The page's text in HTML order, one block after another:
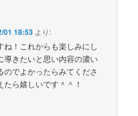
01 18:53 より:
！これからも楽しみにし
導きたいと思い内容の濃い
でよかったらみてくださ
ら嬉しいです＾＾！